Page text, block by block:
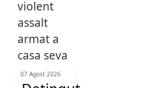
07 Agost 2026